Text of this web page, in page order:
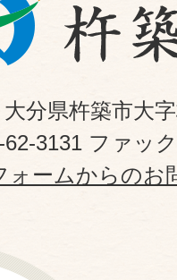
分県杵築市大
3131 ファッ
ォームからのお